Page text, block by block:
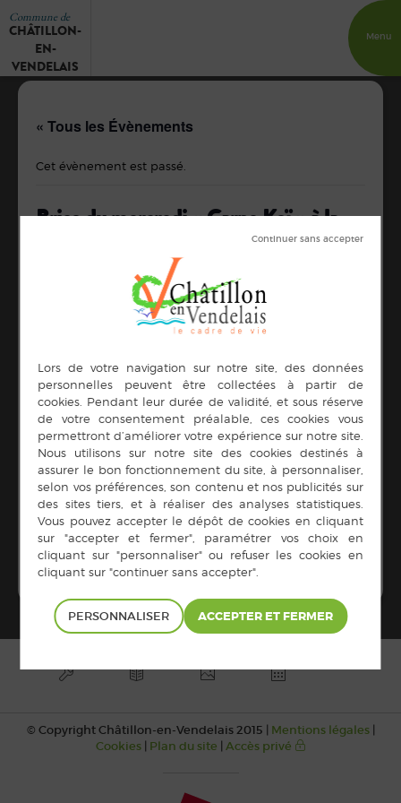
Commune de
CHÂTILLON-
EN-
VENDELAIS
Menu
« Tous les Évènements
Cet évènement est passé.
Brico du mercredi « Carpe Koï » à la
médiathèque de 13h30 à 15h
29 avril de 13 h 30 minà 15 h 00 min
Date :
29 avril
Heure :
13 h 30 min à 15 h 00 min
Défilé déguisé des
enfants des deux écoles
dans les rues de la
commune
Brico du mercredi à la
médiathèque « Carte
pop-up pour la fête des
mères »
© Copyright Châtillon-en-Vendelais 2015 | Mentions légales|
Cookies| Plan du site | Accès privé
PERSONNALISER